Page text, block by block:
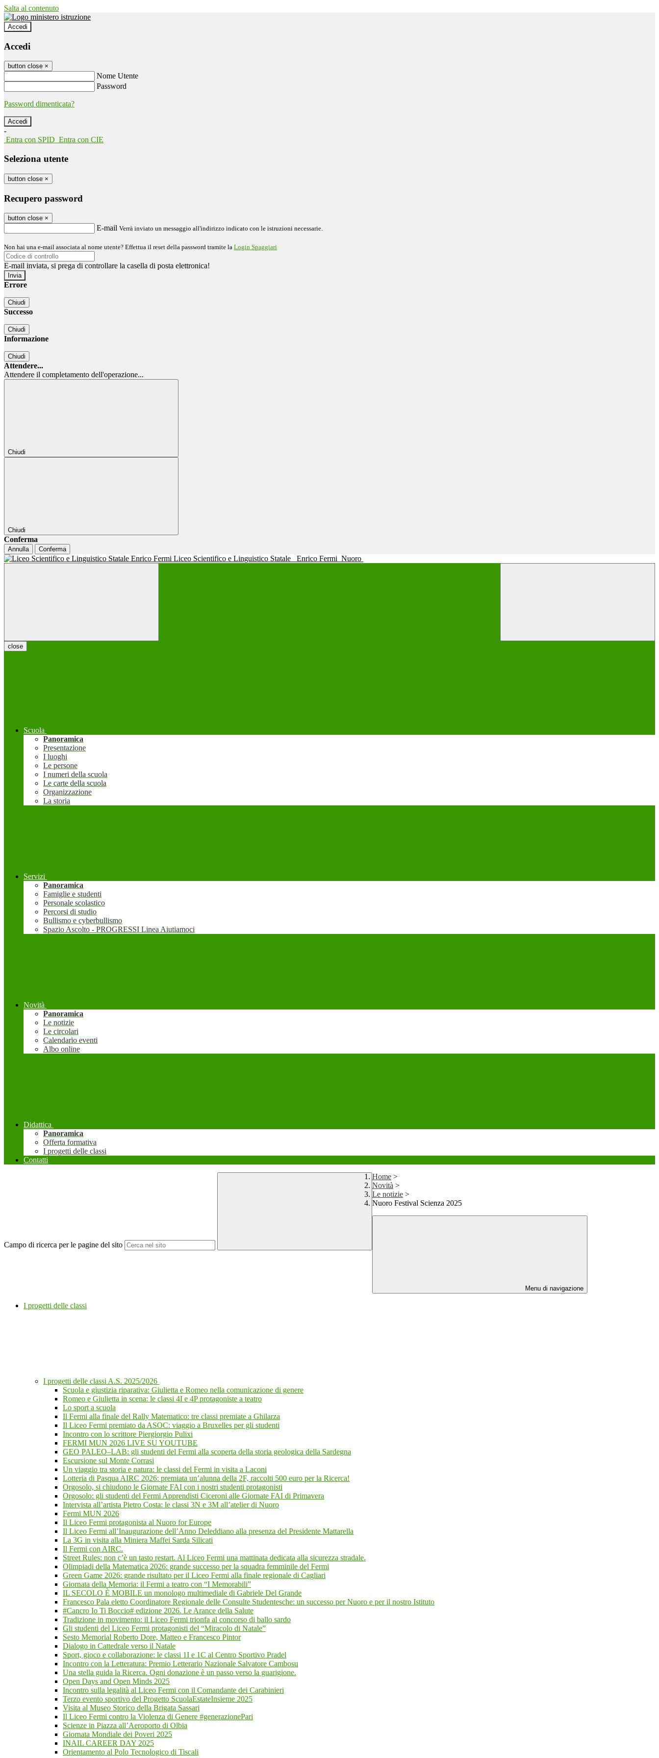
Salta al contenuto
Accedi
Accedi
button close ×
Nome Utente
Password
Password dimenticata?
-
Entra con SPID Entra con CIE
Seleziona utente
button close ×
Recupero password
button close ×
E-mail Verrà inviato un messaggio all'indirizzo indicato con le istruzioni necessarie.
Non hai una e-mail associata al nome utente? Effettua il reset della password tramite la Login Spaggiari
E-mail inviata, si prega di controllare la casella di posta elettronica!
Errore
Chiudi
Successo
Chiudi
Informazione
Chiudi
Attendere...
Attendere il completamento dell'operazione...
Chiudi
Chiudi
Conferma
Annulla Conferma
Liceo Scientifico e Linguistico Statale Enrico Fermi Nuoro
close
Scuola
Panoramica
Presentazione
I luoghi
Le persone
I numeri della scuola
Le carte della scuola
Organizzazione
La storia
Servizi
Panoramica
Famiglie e studenti
Personale scolastico
Percorsi di studio
Bullismo e cyberbullismo
Spazio Ascolto - PROGRESSI Linea Aiutiamoci
Novità
Panoramica
Le notizie
Le circolari
Calendario eventi
Albo online
Didattica
Panoramica
Offerta formativa
I progetti delle classi
Contatti
Campo di ricerca per le pagine del sito
Home >
Novità >
Le notizie >
Nuoro Festival Scienza 2025
Menu di navigazione
I progetti delle classi
I progetti delle classi A.S. 2025/2026
Scuola e giustizia riparativa: Giulietta e Romeo nella comunicazione di genere
Romeo e Giulietta in scena: le classi 4I e 4P protagoniste a teatro
Lo sport a scuola
Il Fermi alla finale del Rally Matematico: tre classi premiate a Ghilarza
Il Liceo Fermi premiato da ASOC: viaggio a Bruxelles per gli studenti
Incontro con lo scrittore Piergiorgio Pulixi
FERMI MUN 2026 LIVE SU YOUTUBE
GEO PALEO–LAB: gli studenti del Fermi alla scoperta della storia geologica della Sardegna
Escursione sul Monte Corrasi
Un viaggio tra storia e natura: le classi del Fermi in visita a Laconi
Lotteria di Pasqua AIRC 2026: premiata un’alunna della 2F, raccolti 500 euro per la Ricerca!
Orgosolo, si chiudono le Giornate FAI con i nostri studenti protagonisti
Orgosolo: gli studenti del Fermi Apprendisti Ciceroni alle Giornate FAI di Primavera
Intervista all’artista Pietro Costa: le classi 3N e 3M all’atelier di Nuoro
Fermi MUN 2026
Il Liceo Fermi protagonista al Nuoro for Europe
Il Liceo Fermi all’Inaugurazione dell’Anno Deleddiano alla presenza del Presidente Mattarella
La 3G in visita alla Miniera Maffei Sarda Silicati
Il Fermi con AIRC.
Street Rules: non c’è un tasto restart. Al Liceo Fermi una mattinata dedicata alla sicurezza stradale.
Olimpiadi della Matematica 2026: grande successo per la squadra femminile del Fermi
Green Game 2026: grande risultato per il Liceo Fermi alla finale regionale di Cagliari
Giornata della Memoria: il Fermi a teatro con “I Memorabili”
IL SECOLO È MOBILE un monologo multimediale di Gabriele Del Grande
Francesco Pala eletto Coordinatore Regionale delle Consulte Studentesche: un successo per Nuoro e per il nostro Istituto
#Cancro Io Ti Boccio# edizione 2026. Le Arance della Salute
Tradizione in movimento: il Liceo Fermi trionfa al concorso di ballo sardo
Gli studenti del Liceo Fermi protagonisti del “Miracolo di Natale”
Sesto Memorial Roberto Dore, Matteo e Francesco Pintor
Dialogo in Cattedrale verso il Natale
Sport, gioco e collaborazione: le classi 1I e 1C al Centro Sportivo Pradel
Incontro con la Letteratura: Premio Letterario Nazionale Salvatore Cambosu
Una stella guida la Ricerca. Ogni donazione è un passo verso la guarigione.
Open Days and Open Minds 2025
Incontro sulla legalità al Liceo Fermi con il Comandante dei Carabinieri
Terzo evento sportivo del Progetto ScuolaEstateInsieme 2025
Visita al Museo Storico della Brigata Sassari
Il Liceo Fermi contro la Violenza di Genere #generazionePari
Scienze in Piazza all’Aeroporto di Olbia
Giornata Mondiale dei Poveri 2025
INAIL CAREER DAY 2025
Orientamento al Polo Tecnologico di Tiscali